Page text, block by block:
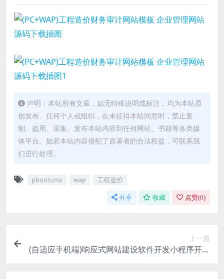
声明：本站所有文章，如无特殊说明或标注，均为本站原
创发布。任何个人或组织，在未征得本站同意时，禁止复
制、盗用、采集、发布本站内容到任何网站、书籍等各类媒
体平台。如若本站内容侵犯了原著者的合法权益，可联系我
们进行处理。
pbootcms wap 工程造价
分享 收藏 点赞(0)
上一篇
(自适应手机端)响应式网站建设软件开发小程序开发